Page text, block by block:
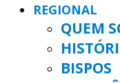
REGIONAL
QUEM
BISPOS